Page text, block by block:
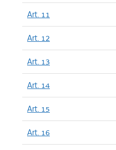
Art. 11
Art. 12
Art. 13
Art. 14
Art. 15
Art. 16